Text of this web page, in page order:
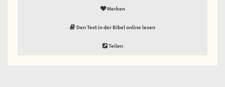
Merken
Den Text in der Bibel online lesen
Teilen